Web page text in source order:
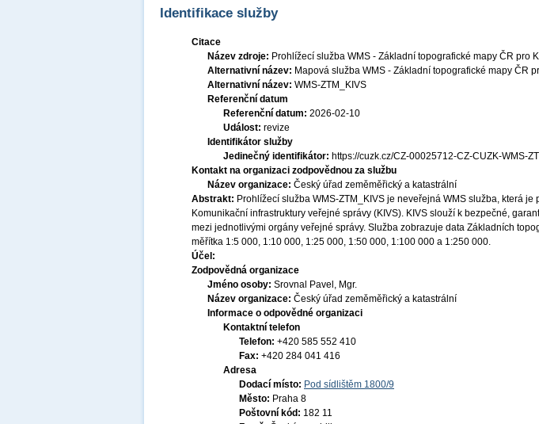
Identifikace služby
Citace
Název zdroje: Prohlížecí služba WMS - Základní topografické mapy ČR pro
Alternativní název: Mapová služba WMS - Základní topografické mapy ČR
Alternativní název: WMS-ZTM_KIVS
Referenční datum
Referenční datum: 2026-02-10
Událost: revize
Identifikátor služby
Jedinečný identifikátor: https://cuzk.cz/CZ-00025712-CZ-CUZK-WMS-
Kontakt na organizaci zodpovědnou za službu
Název organizace: Český úřad zeměměřický a katastrální
Abstrakt: Prohlížecí služba WMS-ZTM_KIVS je neveřejná WMS služba, která
Komunikační infrastruktury veřejné správy (KIVS). KIVS slouží k bezpečné,
mezi jednotlivými orgány veřejné správy. Služba zobrazuje data Základních
měřítka 1:5 000, 1:10 000, 1:25 000, 1:50 000, 1:100 000 a 1:250 000.
Účel:
Zodpovědná organizace
Jméno osoby: Srovnal Pavel, Mgr.
Název organizace: Český úřad zeměměřický a katastrální
Informace o odpovědné organizaci
Kontaktní telefon
Telefon: +420 585 552 410
Fax: +420 284 041 416
Adresa
Dodací místo: Pod sídlištěm 1800/9
Město: Praha 8
Poštovní kód: 182 11